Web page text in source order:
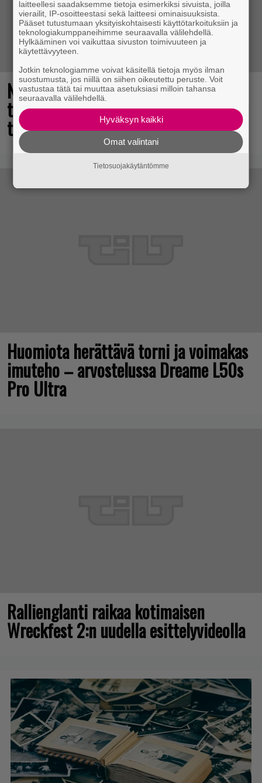
Nyt ilmaiseksi Steamissa – nappaa
tämä avaruusseikkailu välittömästi
talteen!
Huomiota herättävä torni ja voimakas
imuteho – arvostelussa Dreame L50s
Pro Ultra
Rallienglanti raikaa kotimaisen
Wreckfest 2:n uudella esittelyvideolla
laitteellesi saadaksemme tietoja esimerkiksi sivuista, joilla
vierailit, IP-osoitteestasi sekä laitteesi ominaisuuksista.
Pääset tutustumaan yksityiskohtaisesti käyttötarkoituksiin ja
teknologiakumppaneihimme seuraavalla välilehdellä.
Hylkääminen voi vaikuttaa sivuston toimivuuteen ja
käytettävyyteen.
Jotkin teknologiamme voivat käsitellä tietoja myös ilman
suostumusta, jos niillä on siihen oikeutettu peruste. Voit
vastustaa tätä tai muuttaa asetuksiasi milloin tahansa
seuraavalla välilehdellä.
Hyväksyn kaikki
Omat valintani
Tietosuojakäytäntömme